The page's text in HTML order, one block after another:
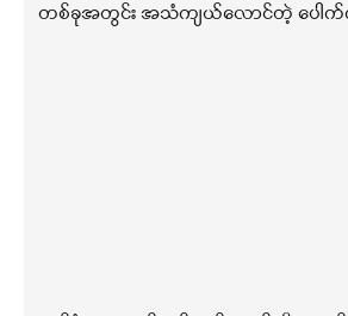
တစ်ခုအတွင်း အသံကျယ်လောင်တဲ့ ပေါက်